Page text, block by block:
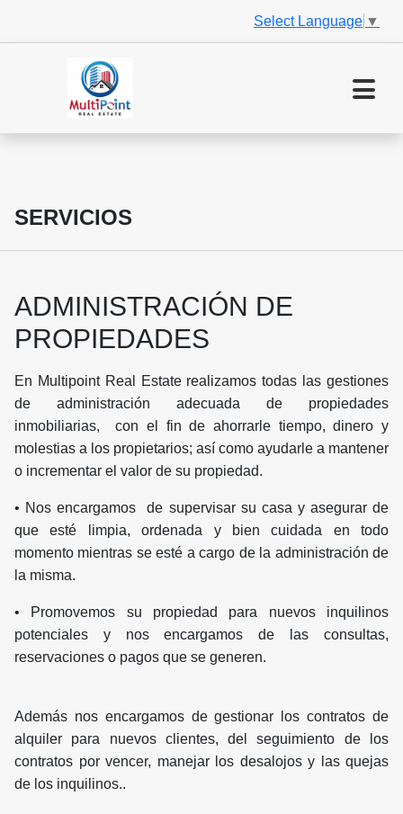
Select Language ▼
SERVICIOS
ADMINISTRACIÓN DE
PROPIEDADES
En Multipoint Real Estate realizamos todas las gestiones
de administración adecuada de propiedades
inmobiliarias, con el fin de ahorrarle tiempo, dinero y
molestias a los propietarios; así como ayudarle a mantener
o incrementar el valor de su propiedad.
• Nos encargamos de supervisar su casa y asegurar de
que esté limpia, ordenada y bien cuidada en todo
momento mientras se esté a cargo de la administración de
la misma.
• Promovemos su propiedad para nuevos inquilinos
potenciales y nos encargamos de las consultas,
reservaciones o pagos que se generen.
Además nos encargamos de gestionar los contratos de
alquiler para nuevos clientes, del seguimiento de los
contratos por vencer, manejar los desalojos y las quejas
de los inquilinos..